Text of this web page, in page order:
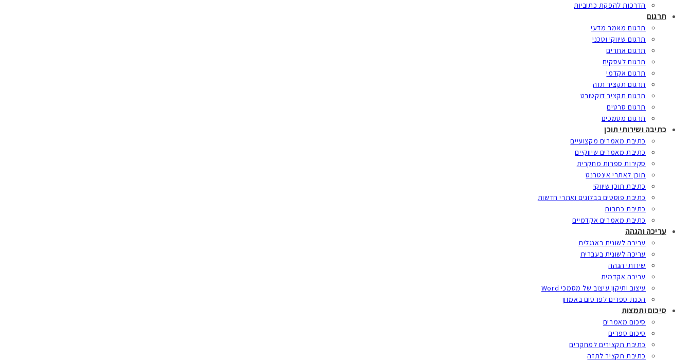
הדרכות להפקת כתוביות
תרגום
תרגום מאמר מדעי
תרגום שיווקי וטכני
תרגום אתרים
תרגום לעסקים
תרגום אקדמי
תרגום תקציר תזה
תרגום תקציר דוקטורט
תרגום סרטים
תרגום מסמכים
כתיבה ושירותי תוכן
כתיבת מאמרים מקצועיים
כתיבת מאמרים שיווקיים
סקירות ספרות מחקרית
תוכן לאתרי אינטרנט
כתיבת תוכן שיווקי
כתיבת פוסטים בבלוגים ואתרי חדשות
כתיבת כתבות
כתיבת מאמרים אקדמיים
עריכה והגהה
עריכה לשונית באנגלית
עריכה לשונית בעברית
שירותי הגהה
עריכה אקדמית
עיצוב ותיקון עיצוב של מסמכי Word
הכנת ספרים לפרסום באמזון
סיכום ותמצות
סיכום מאמרים
סיכום ספרים
כתיבת תקצירים למחקרים
כתיבת תקציר לתזה